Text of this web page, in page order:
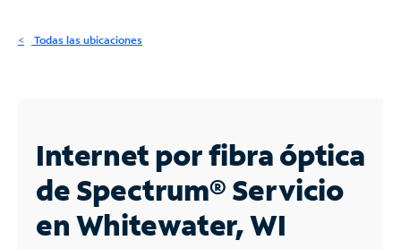
Business
Contáctanos
Todas las ubicaciones
Internet por fibra óptica
de Spectrum®Servicio
en Whitewater, WI